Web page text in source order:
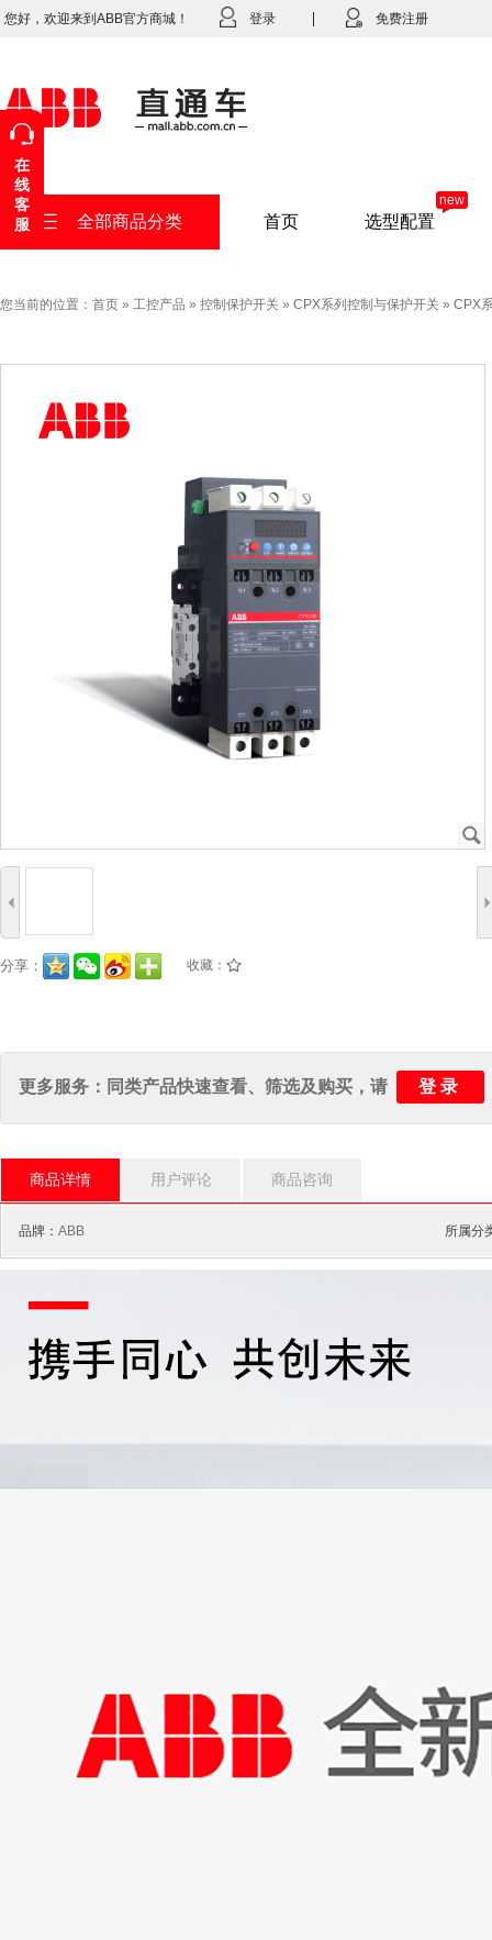
您好，欢迎来到ABB官方商城！ 登录 免费注册
全部商品分类 首页 选型配置
new
您当前的位置： 首页 » 工控产品 » 控制保护开关 » CPX系列控制与保护开关 » CPX
J
4
分享： 收藏： /
更多服务：同类产品快速查看、筛选及购买，请 登录
商品详情 用户评论 商品咨询
品牌： ABB 所属分
在
线
客
服